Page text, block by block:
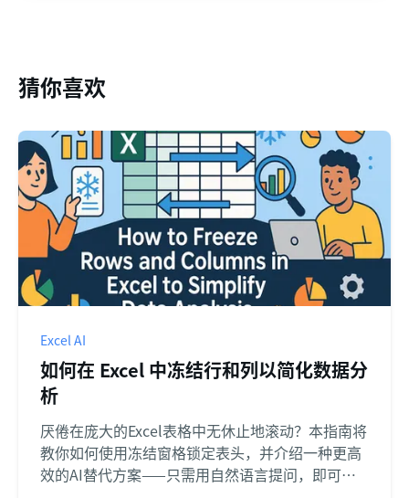
猜你喜欢
Excel AI
如何在 Excel 中冻结行和列以简化数据分
析
厌倦在庞大的Excel表格中无休止地滚动？本指南将
教你如何使用冻结窗格锁定表头，并介绍一种更高
效的AI替代方案——只需用自然语言提问，即可立